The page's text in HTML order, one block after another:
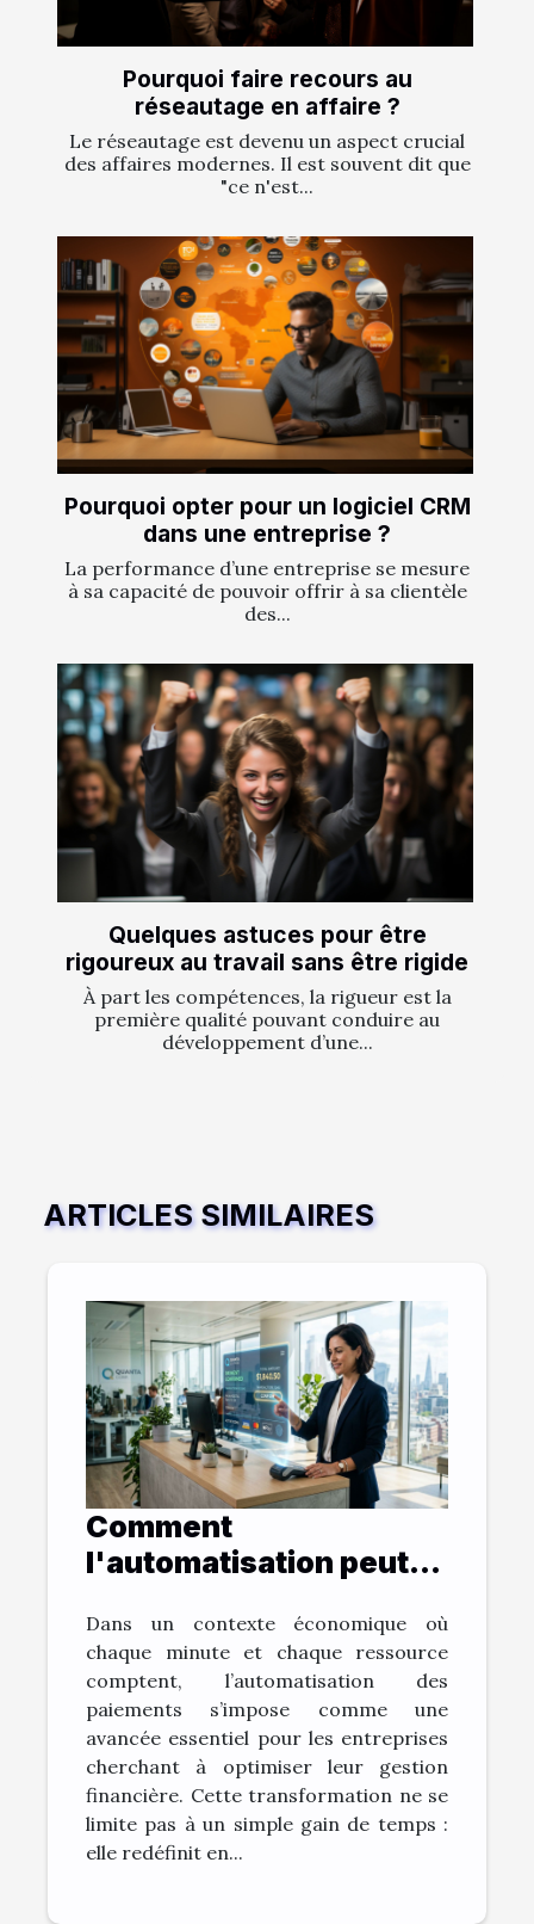
Pourquoi faire recours au
réseautage en affaire ?
Le réseautage est devenu un aspect crucial
des affaires modernes. Il est souvent dit que
"ce n'est...
Pourquoi opter pour un logiciel CRM
dans une entreprise ?
La performance d’une entreprise se mesure
à sa capacité de pouvoir offrir à sa clientèle
des...
Quelques astuces pour être
rigoureux au travail sans être rigide
À part les compétences, la rigueur est la
première qualité pouvant conduire au
développement d’une...
ARTICLES SIMILAIRES
Comment
l'automatisation peut
des paiements en
entreprise ?
Dans un contexte économique où
chaque minute et chaque ressource
comptent, l’automatisation des
paiements s’impose comme une
avancée essentiel pour les entreprises
cherchant à optimiser leur gestion
financière. Cette transformation ne se
limite pas à un simple gain de temps :
elle redéfinit en...